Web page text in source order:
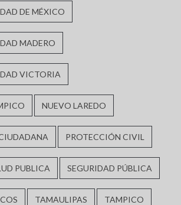
DE MÉXICO
MADERO
VICTORIA
NUEVO LAREDO
PROTECCIÓN CIVIL
PUBLICA SEGURIDAD PÚBLICA
TAMAULIPAS TAMPICO